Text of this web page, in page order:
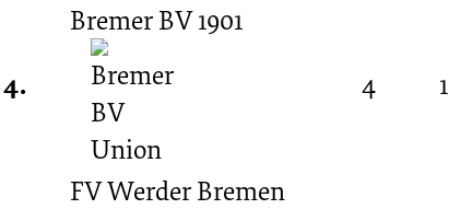
4.
Bremer BV 1901
4
1
FV Werder Bremen